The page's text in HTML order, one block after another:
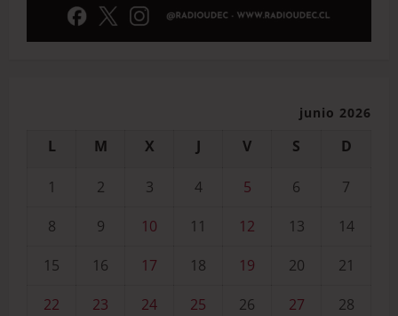
junio 2026
L M X J V S D
1 2 3 4 5 6
7
8
9 10 11 12 13
14
15
16 17 18 19 20
21
22
23 24 25 26 27 28